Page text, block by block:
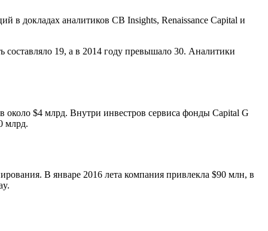
в докладах аналитиков CB Insights, Renaissance Capital и
составляло 19, а в 2014 году превышало 30. Аналитики
около $4 млрд. Внутри инвестров сервиса фонды Capital G
млрд.
В январе 2016 лета компания привлекла $90 млн, в